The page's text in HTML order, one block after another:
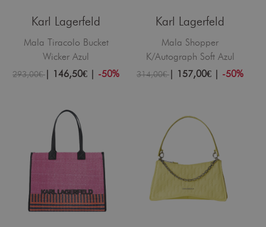
Karl Lagerfeld
Mala Tiracolo Bucket
Wicker Azul
293,00€| 146,50€ | -50%
Karl Lagerfeld
Mala Shopper
K/Autograph Soft Azul
314,00€| 157,00€ | -50%